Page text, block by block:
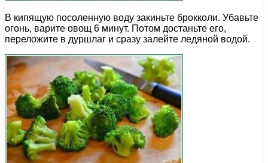
В кипящую посоленную воду закиньте брокколи. Убавьте
огонь, варите овощ 6 минут. Потом достаньте его,
переложите в дуршлаг и сразу залейте ледяной водой.